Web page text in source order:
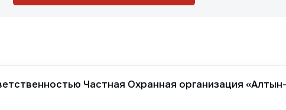
Частная Охранная организация